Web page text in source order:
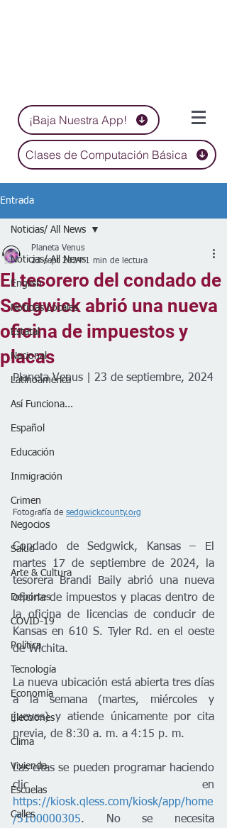
¡Baja Nuestra App!
Clases de Computación Básica
Entrada
Noticias/ All News
English
Noticias Locales
Estatal
Nacional
Latinoamérica
Así Funciona...
Español
Educación
Inmigración
Crimen
Negocios
Salud
Arte & Cultura
Deportes
COVID-19
Política
Tecnología
Economía
Elecciones
Clima
Vivienda
Escuelas
Calles
Noticias/ All News
El tesorero del condado de
Sedgwick abrió una nueva
oficina de impuestos y
placas
Planeta Venus
23 sept 2024 1 min de lectura
Planeta Venus | 23 de septiembre, 2024
Fotografía de sedgwickcounty.org
Condado de Sedgwick, Kansas – El
martes 17 de septiembre de 2024, la
tesorera Brandi Baily abrió una nueva
oficina de impuestos y placas dentro de
la oficina de licencias de conducir de
Kansas en 610 S. Tyler Rd. en el oeste
de Wichita.
La nueva ubicación está abierta tres días
a la semana (martes, miércoles y
jueves) y atiende únicamente por cita
previa, de 8:30 a. m. a 4:15 p. m.
Las citas se pueden programar haciendo
https://kiosk.qless.com/kiosk/app/home
/5100000305. No se necesita